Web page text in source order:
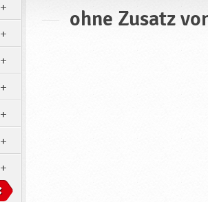
ohne Zusatz